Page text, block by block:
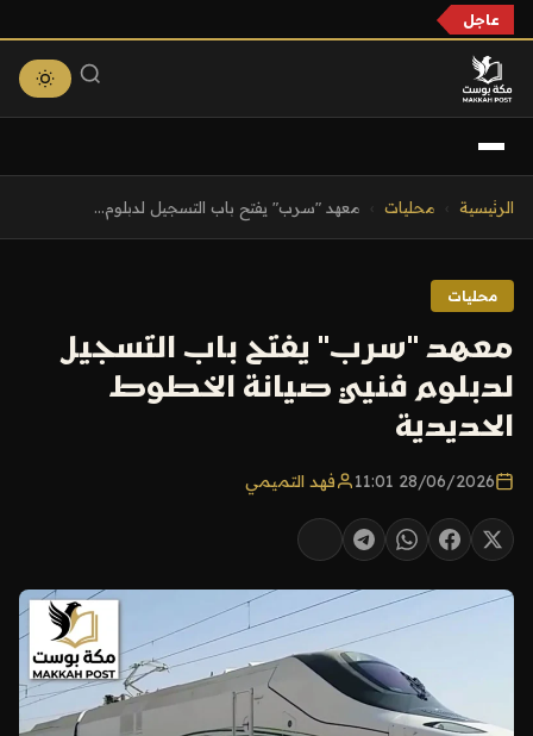
عاجل
الرئيسية محليات معهد "سرب" يفتح باب التسجيل لدبلوم...
محليات
معهد "سرب" يفتح باب التسجيل
لدبلوم فنيي صيانة الخطوط
الحديدية
28/06/2026 11:01 فهد التميمي